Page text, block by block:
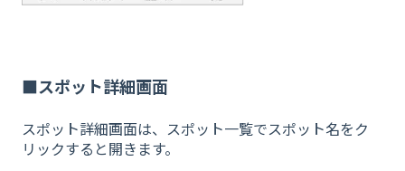
■スポット詳細画面
スポット詳細画面は、スポット一覧でスポット名をク
リックすると開きます。